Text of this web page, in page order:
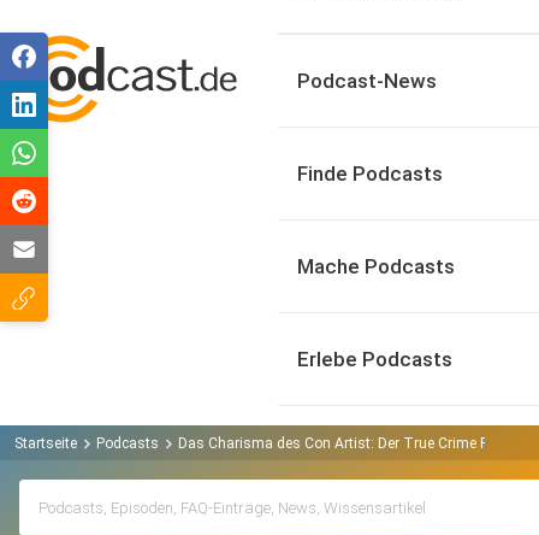
Podcast-News
Finde Podcasts
Mache Podcasts
Erlebe Podcasts
Startseite Podcasts Das Charisma des Con Artist: Der True Crime